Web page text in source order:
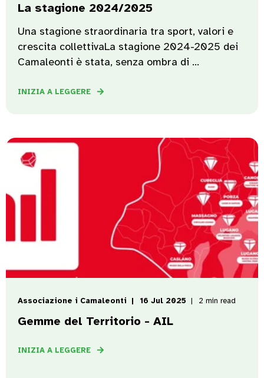
La stagione 2024/2025
Una stagione straordinaria tra sport, valori e
crescita collettivaLa stagione 2024-2025 dei
Camaleonti è stata, senza ombra di ...
INIZIA A LEGGERE
Associazione i Camaleonti 16 Jul 2025 2 min read
Gemme del Territorio - AIL
INIZIA A LEGGERE